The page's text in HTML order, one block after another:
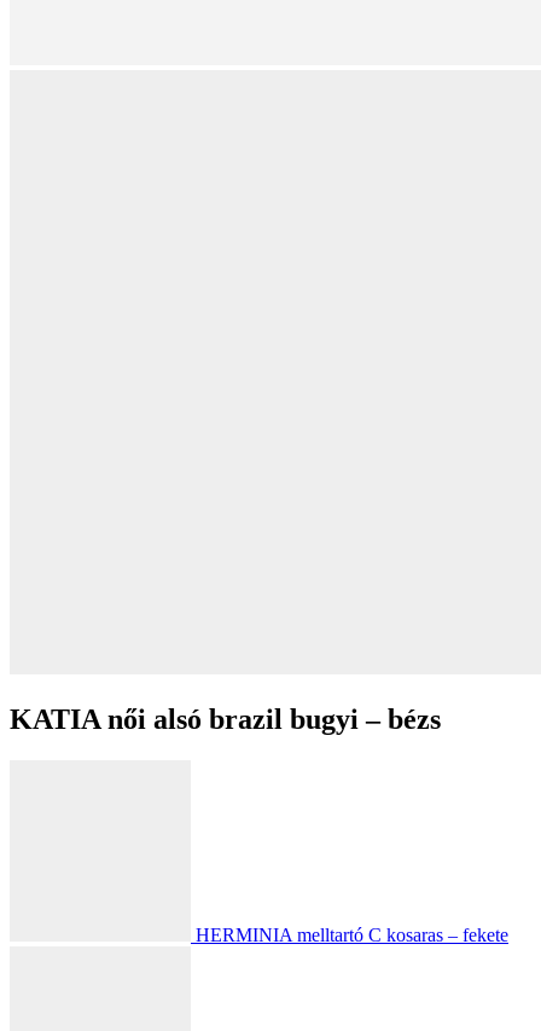
KATIA női alsó brazil bugyi – bézs
HERMINIA melltartó C kosaras – fekete